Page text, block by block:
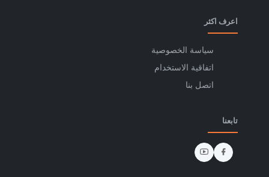
اعرف اكثر
سياسة الخصوصية
اتفاقية الاستخدام
اتصل بنا
تابعنا